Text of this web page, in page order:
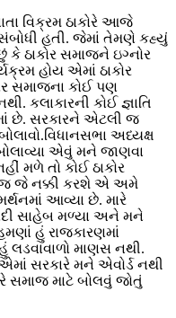
વિક્રમ ઠાકોરે આજે
હતી. જેમાં તેમણે કહ્યું
ઠાકોર સમાજને ઇગ્નોર
હોય એમાં ઠાકોર
સમાજના કોઈ પણ
કલાકારની કોઈ જ્ઞાતિ
છે. સરકારને એટલી જ
અધ્યક્ષ
એવું મને જાણવા
મળે તો કોઈ ઠાકોર
જે નક્કી કરશે એ અમે
આવ્યા છે. મારે
સાહેબ મળ્યા અને મને
હું રાજકારણમાં
લડવાવાળો માણસ નથી.
સરકારે મને એવોર્ડ નથી
સમાજ માટે બોલવું જોતું